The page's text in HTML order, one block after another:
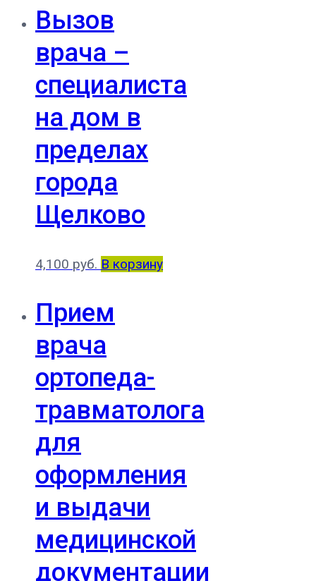
Вызов
врача –
специалиста
на дом в
пределах
города
Щелково
4,100 руб. В корзину
Прием
врача
ортопеда-
травматолога
для
оформления
и выдачи
медицинской
документации